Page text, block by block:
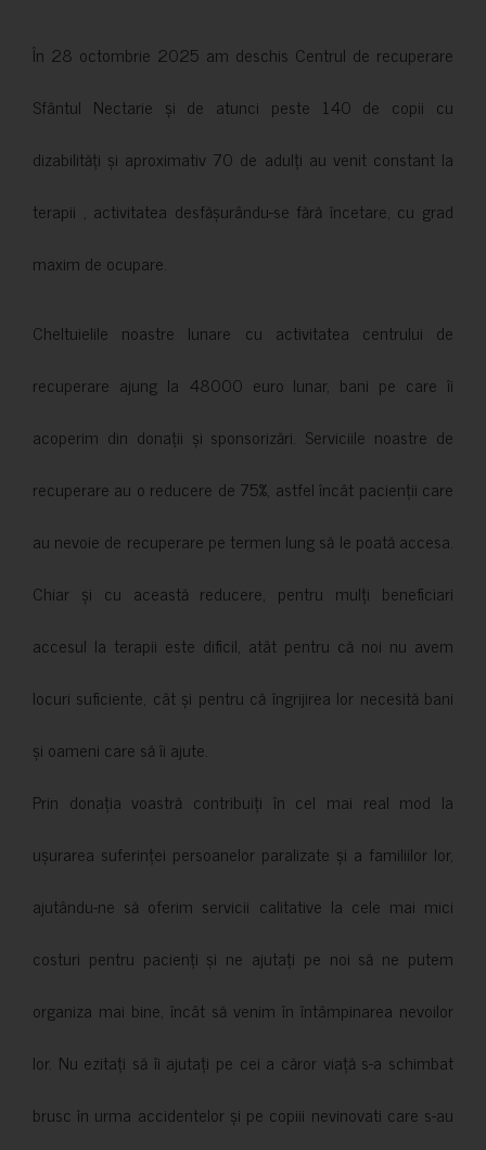
În 28 octombrie 2025 am deschis Centrul de recuperare
Sfântul Nectarie și de atunci peste 140 de copii cu
dizabilități și aproximativ 70 de adulți au venit constant la
terapii , activitatea desfășurându-se fără încetare, cu grad
maxim de ocupare.
Cheltuielile noastre lunare cu activitatea centrului de
recuperare ajung la 48000 euro lunar, bani pe care îi
acoperim din donații și sponsorizări. Serviciile noastre de
recuperare au o reducere de 75%, astfel încât pacienții care
au nevoie de recuperare pe termen lung să le poată accesa.
Chiar și cu această reducere, pentru mulți beneficiari
accesul la terapii este dificil, atât pentru că noi nu avem
locuri suficiente, cât și pentru că îngrijirea lor necesită bani
și oameni care să îi ajute.
Prin donația voastră contribuiți în cel mai real mod la
ușurarea suferinței persoanelor paralizate și a familiilor lor,
ajutându-ne să oferim servicii calitative la cele mai mici
costuri pentru pacienți și ne ajutați pe noi să ne putem
organiza mai bine, încât să venim în întâmpinarea nevoilor
lor. Nu ezitați să îi ajutați pe cei a căror viață s-a schimbat
brusc în urma accidentelor și pe copiii nevinovati care s-au